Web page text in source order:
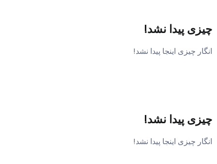
چیزی پیدا نشد!
انگار چیزی اینجا پیدا نشد!
چیزی پیدا نشد!
انگار چیزی اینجا پیدا نشد!